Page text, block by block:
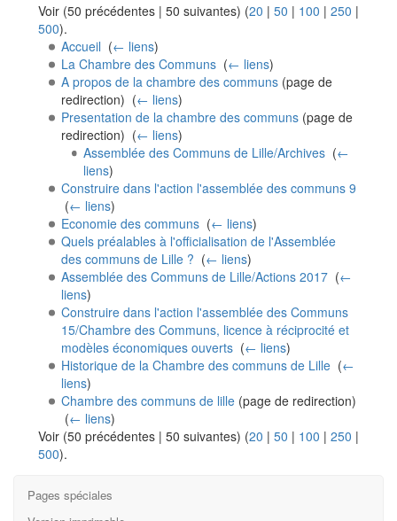
Voir (50 précédentes | 50 suivantes) (20 | 50 | 100 | 250 |
500).
Accueil (← liens)
La Chambre des Communs‎ (← liens)
A propos de la chambre des communs(page de
redirection) ‎ (← liens)
Presentation de la chambre des communs(page de
redirection) ‎ (← liens)
Assemblée des Communs de Lille/Archives (←
liens)
Construire dans l'action l'assemblée des communs 9
(← liens)
Economie des communs‎ (← liens)
Quels préalables à l'officialisation de l'Assemblée
des communs de Lille ? (← liens)
Assemblée des Communs de Lille/Actions 2017‎ (←
liens)
Construire dans l'action l'assemblée des Communs
15/Chambre des Communs, licence à réciprocité et
modèles économiques ouverts‎ (← liens)
Historique de la Chambre des communs de Lille‎ (←
liens)
Chambre des communs de lille(page de redirection)
(← liens)
Voir (50 précédentes | 50 suivantes) (20 | 50 | 100 | 250 |
500).
Pages spéciales